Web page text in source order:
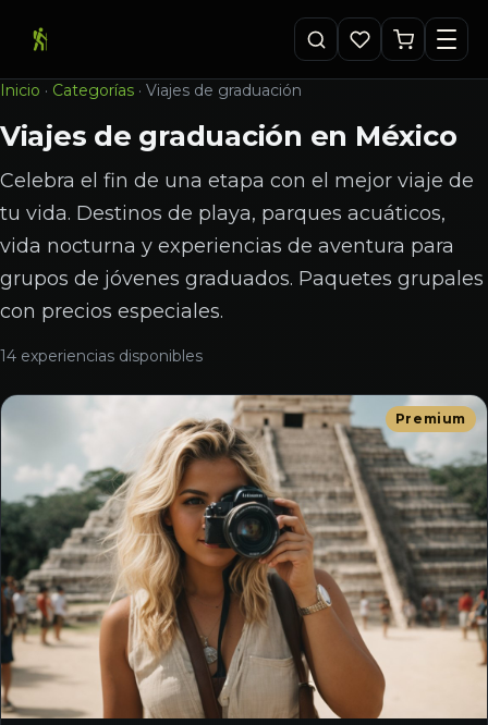
Inicio · Categorías · Viajes de graduación
Viajes de graduación en México
Celebra el fin de una etapa con el mejor viaje de
tu vida. Destinos de playa, parques acuáticos,
vida nocturna y experiencias de aventura para
grupos de jóvenes graduados. Paquetes grupales
con precios especiales.
14 experiencias disponibles
Premium